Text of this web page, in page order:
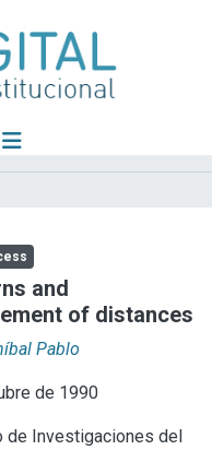
and
of distances
Pablo
de 1990
de Investigaciones del